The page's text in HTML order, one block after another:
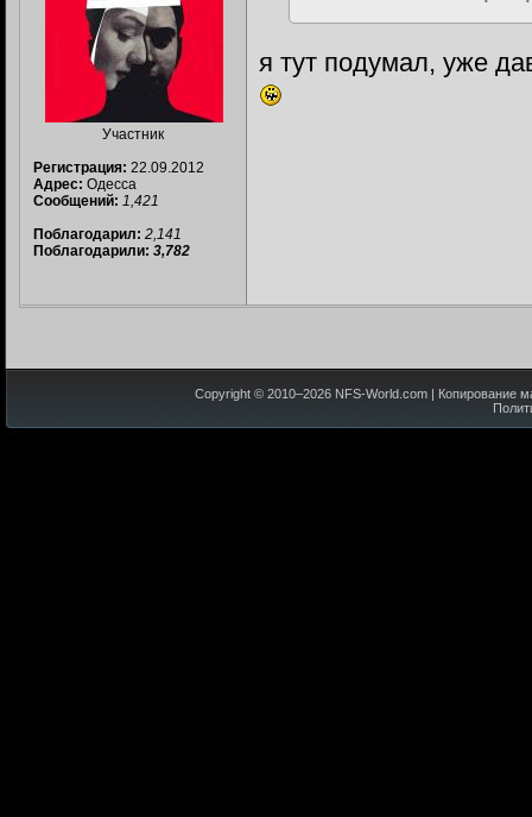
Участник
Регистрация: 22.09.2012
Адрес: Одесса
Сообщений: 1,421
Поблагодарил: 2,141
Поблагодарили: 3,782
я тут подумал, уже
Copyright © 2010–2026 NFS-World.com | Копирование